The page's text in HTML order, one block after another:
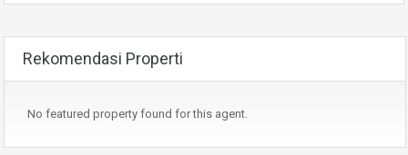
Rekomendasi Properti
No featured property found for this agent.